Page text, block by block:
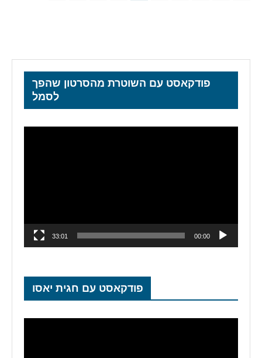
פודקאסט עם השוטרת מהסרטון שהפך
לסמל
00:00
33:01
פודקאסט עם חגית יאסו